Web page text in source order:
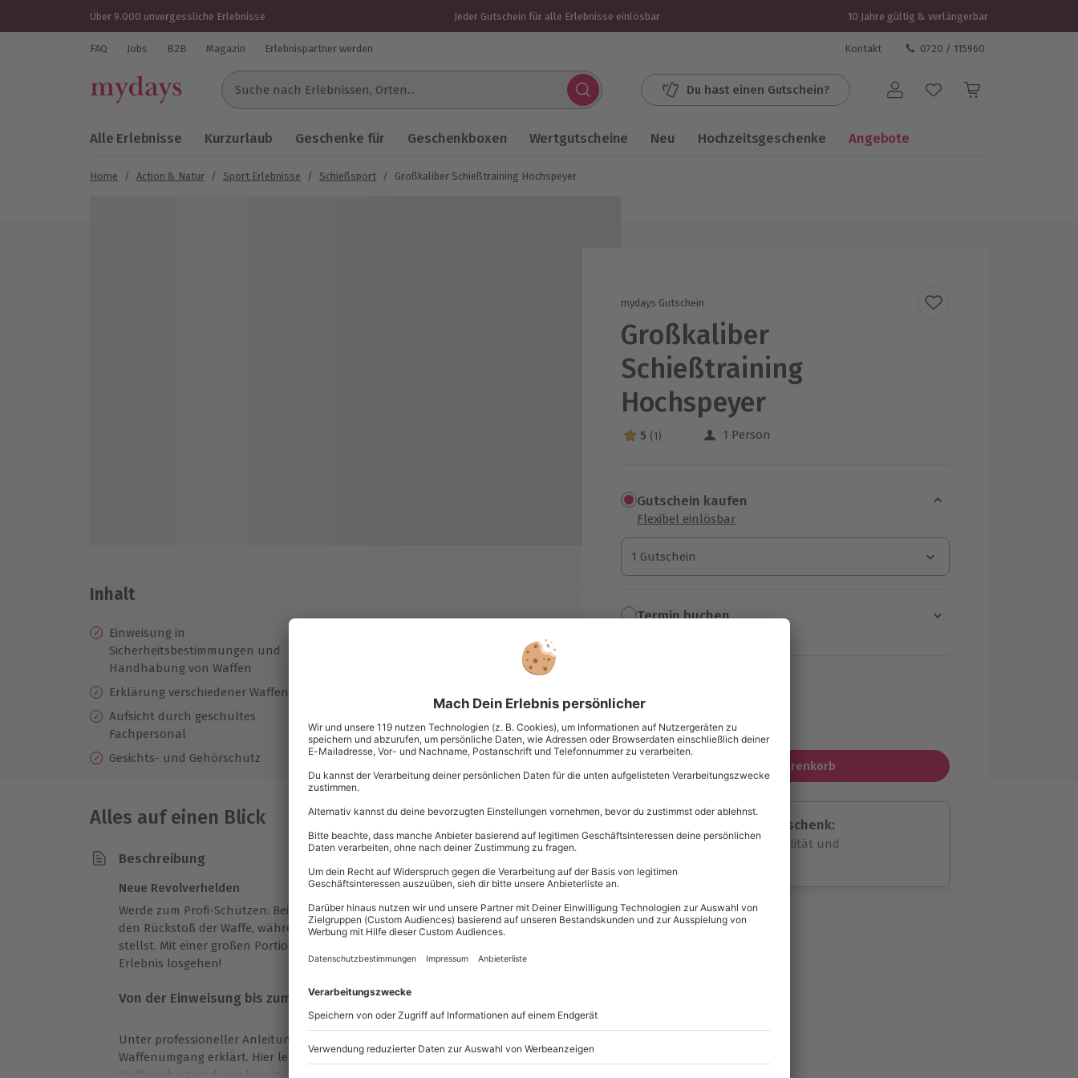
Über 9.000 unvergessliche Erlebnisse Jeder Gutschein für alle Erlebnisse einlösbar 10 Jahre gültig & verlängerbar
FAQ Jobs B2B Magazin Erlebnispartner werden Kontakt 0720 / 115960
Suche nach Erlebnissen...
Du hast einen Gutschein? Benutzerkonto
Alle Erlebnisse Kurzurlaub Geschenke für Geschenkboxen Wertgutscheine Neu Hochzeitsgeschenke Angebote
Home / Action & Natur / Sport Erlebnisse / Schießsport / Großkaliber Schießtraining Hochspeyer
mydays Gutschein
Großkaliber
Schießtraining
Hochspeyer
5 Sterne von 5 aus 1 Bewertungen
5 (1) 1 Person
Gutschein kaufen
Flexibel einlösbar
1 Gutschein
1 Gutschein
1 Gutschein
Termin buchen
167,90 €
zzgl. Versand (inkl. MwSt.)
In den Warenkorb
Immer das passende Geschenk:
Große Auswahl, volle Flexibilität und
Erlebnisse.
Inhalt
Einweisung in
Sicherheitsbestimmungen und
Handhabung von Waffen
Erklärung verschiedener Waffenarten
Aufsicht durch geschultes
Fachpersonal
Gesichts- und Gehörschutz
Pistole: Kal. 45 ACP
Revolver: Kal. 357 Mag
Alles auf einen Blick
Beschreibung
Neue Revolverhelden
Werde zum Profi-Schützen: Beim
Schießtraining in Hochspeyerfühlst Du
den Rückstoß der Waffe, während Du Deine Treffsicherheit unter Beweis
stellst. Mit einer großen Portion Spaß und Spannung kann Dein einzigartiges
Erlebnis losgehen!
Von der Einweisung bis zum scharfen Schuss
Unter professioneller Anleitung werden Dir erst die Grundlagen beim
Waffenumgang erklärt. Hier lernst Du, wie man richtig nachlädt, wie man die
Waffe sichert und was bei einer Ladehemmung zu tun ist. In